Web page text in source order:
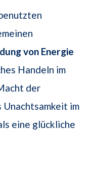
von Energie
Handeln im
der
Unachtsamkeit im
eine glückliche